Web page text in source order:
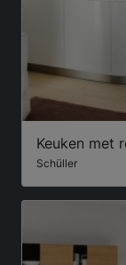
Keuken met
Schüller